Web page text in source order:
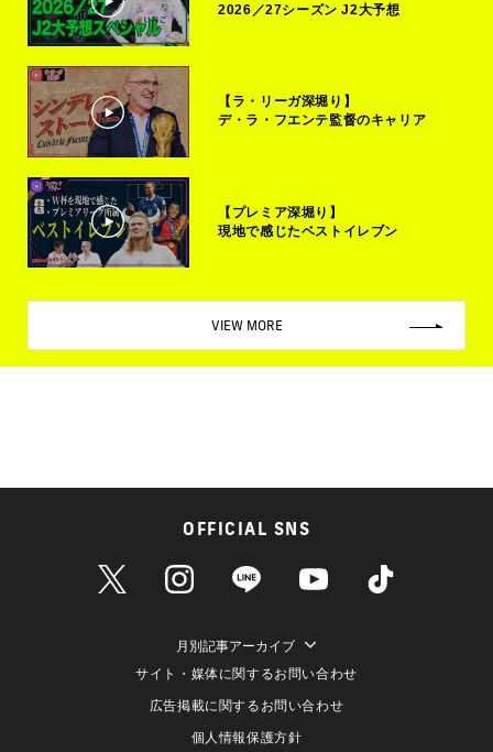
2026／27シーズン J2大予想
【ラ・リーガ深堀り】
デ・ラ・フエンテ監督のキャリア
【プレミア深堀り】
現地で感じたベストイレブン
VIEW MORE
OFFICIAL SNS
月別記事アーカイブ
サイト・媒体に関するお問い合わせ
広告掲載に関するお問い合わせ
個人情報保護方針